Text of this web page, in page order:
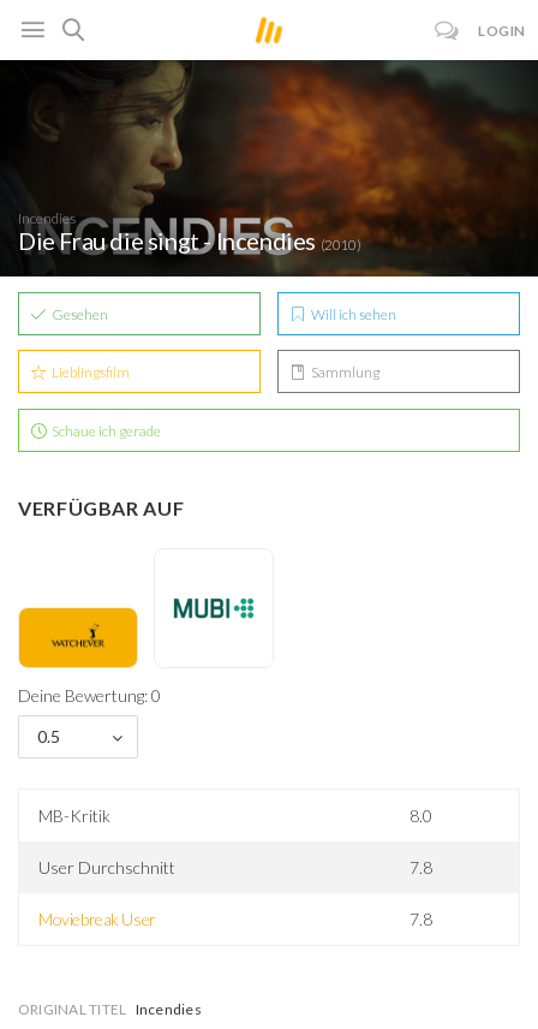
LOGIN
Incendies
Die Frau die singt - Incendies (2010)
Gesehen Will ich sehen
Lieblingsfilm Sammlung
Schaue ich gerade
VERFÜGBAR AUF
Deine Bewertung: 0
0.5
MB-Kritik 8.0
User Durchschnitt 7.8
Moviebreak User 7.8
ORIGINAL TITEL Incendies